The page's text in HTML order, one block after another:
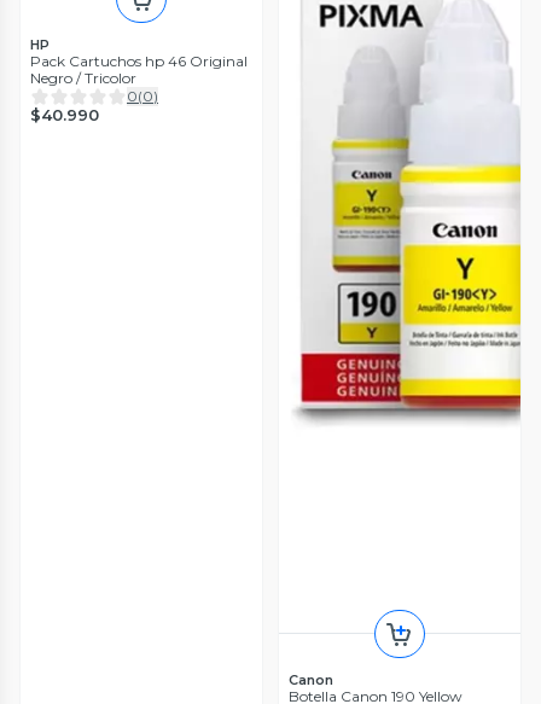
HP
Pack Cartuchos hp 46 Original
Negro / Tricolor
0(0)
$40.990
Canon
Botella Canon 190 Yellow